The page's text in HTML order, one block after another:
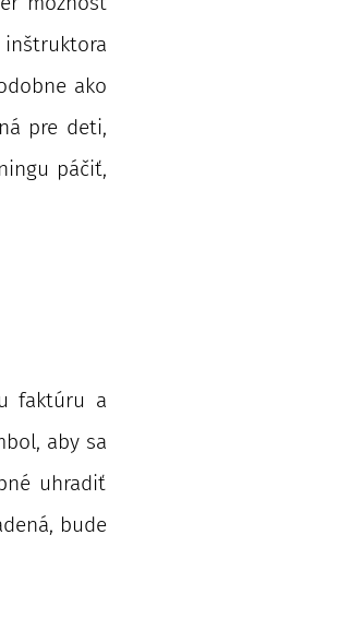
ako
pre deti,
páčiť,
faktúru a
aby sa
uhradiť
bude